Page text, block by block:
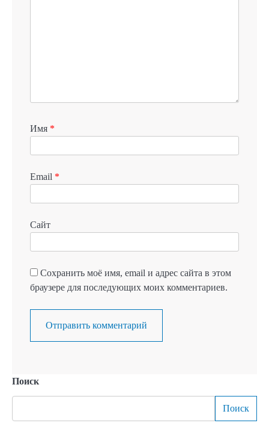
Имя *
Email *
Сайт
Сохранить моё имя, email и адрес сайта в этом
браузере для последующих моих комментариев.
Поиск
Поиск